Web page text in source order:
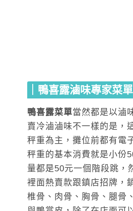
｜鴨喜露滷味專家菜
鴨喜露菜單當然都是以滷
賣冷滷滷味不一樣的是，
秤重為主，攤位前都有電
秤重的基本消費就是小份
量都是50元一個階段跳，
裡面熱賣款跟鎮店招牌，
椎骨、肉骨、胸骨、腿骨